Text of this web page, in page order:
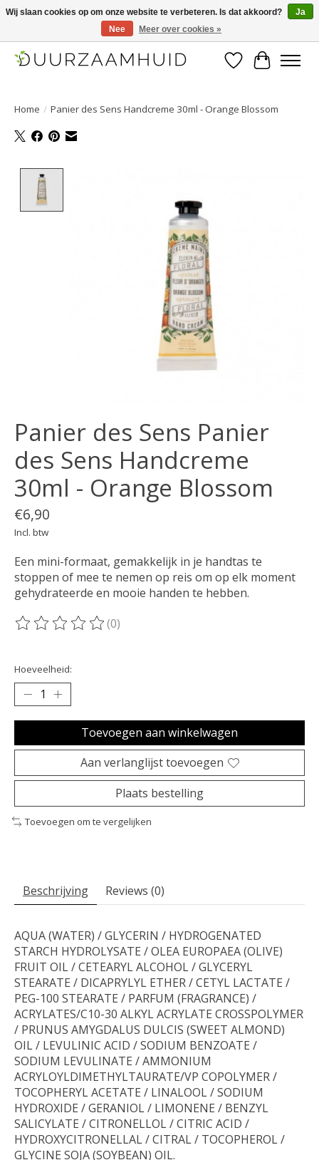
Duurzaamhuid, uw duurzame weg naar een mooie, gezonde huid.
Verlanglijst
Home / Panier des Sens Handcreme 30ml - Orange Blossom
Panier des Sens Panier
des Sens Handcreme
30ml - Orange Blossom
€6,90
Incl. btw
Een mini-formaat, gemakkelijk in je handtas te
stoppen of mee te nemen op reis om op elk moment
gehydrateerde en mooie handen te hebben.
De beoordeling van dit product is
(0)
Hoeveelheid:
Toevoegen aan winkelwagen
Aan verlanglijst toevoegen
Plaats bestelling
Toevoegen om te vergelijken
Beschrijving Reviews (0)
AQUA (WATER) / GLYCERIN / HYDROGENATED
STARCH HYDROLYSATE / OLEA EUROPAEA (OLIVE)
FRUIT OIL / CETEARYL ALCOHOL / GLYCERYL
STEARATE / DICAPRYLYL ETHER / CETYL LACTATE /
PEG-100 STEARATE / PARFUM (FRAGRANCE) /
ACRYLATES/C10-30 ALKYL ACRYLATE CROSSPOLYMER
/ PRUNUS AMYGDALUS DULCIS (SWEET ALMOND)
OIL / LEVULINIC ACID / SODIUM BENZOATE /
SODIUM LEVULINATE / AMMONIUM
ACRYLOYLDIMETHYLTAURATE/VP COPOLYMER /
TOCOPHERYL ACETATE / LINALOOL / SODIUM
HYDROXIDE / GERANIOL / LIMONENE / BENZYL
SALICYLATE / CITRONELLOL / CITRIC ACID /
HYDROXYCITRONELLAL / CITRAL / TOCOPHEROL /
GLYCINE SOJA (SOYBEAN) OIL.
Wij slaan cookies op om onze website te verbeteren. Is dat akkoord?
Ja
Nee
Meer over cookies »